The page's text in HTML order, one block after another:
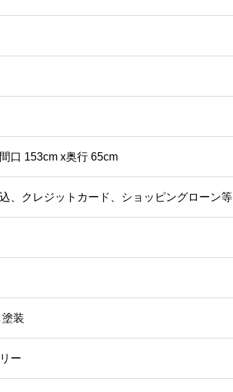
口 153cm x奥行 65cm
、クレジットカード、ショッピングローン等
装
ー